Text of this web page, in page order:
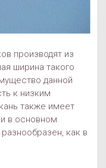
производят из
ширина такого
данной
к низким
также имеет
в основном
как в